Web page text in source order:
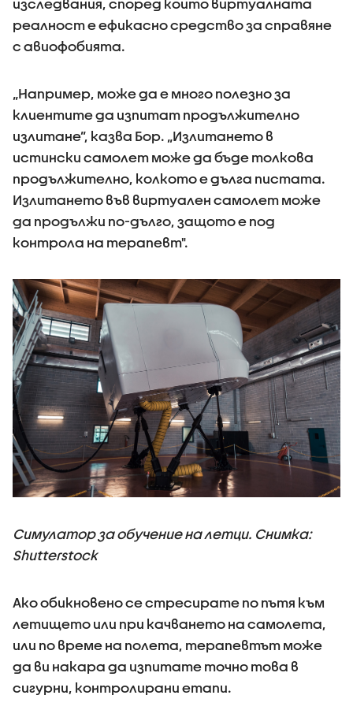
изследвания, според които виртуалната
реалност е ефикасно средство за справяне
с авиофобията.
„Например, може да е много полезно за
клиентите да изпитат продължително
излитане”, казва Бор. „Излитането в
истински самолет може да бъде толкова
продължително, колкото е дълга пистата.
Излитането във виртуален самолет може
да продължи по-дълго, защото е под
контрола на терапевт".
Симулатор за обучение на летци. Снимка:
Shutterstock
Ако обикновено се стресирате по пътя към
летището или при качването на самолета,
или по време на полета, терапевтът може
да ви накара да изпитате точно това в
сигурни, контролирани етапи.